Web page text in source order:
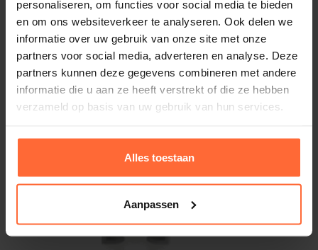
personaliseren, om functies voor social media te bieden
en om ons websiteverkeer te analyseren. Ook delen we
informatie over uw gebruik van onze site met onze
partners voor social media, adverteren en analyse. Deze
partners kunnen deze gegevens combineren met andere
informatie die u aan ze heeft verstrekt of die ze hebben
verzameld op basis van uw gebruik van hun services.
Alles toestaan
Aanpassen